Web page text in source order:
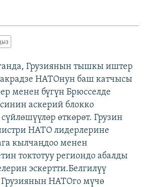
сайттары
Грузиянын тышкы иштер
НАТОнун баш катчысы
менен бүгүн Брюсселде
аскерий блокко
өткөрөт. Грузин
НАТО лидерлерине
кылчаңдоо менен
токтотуу региондо абалды
эскертти.Белгилүү
Грузиянын НАТОго мүчө